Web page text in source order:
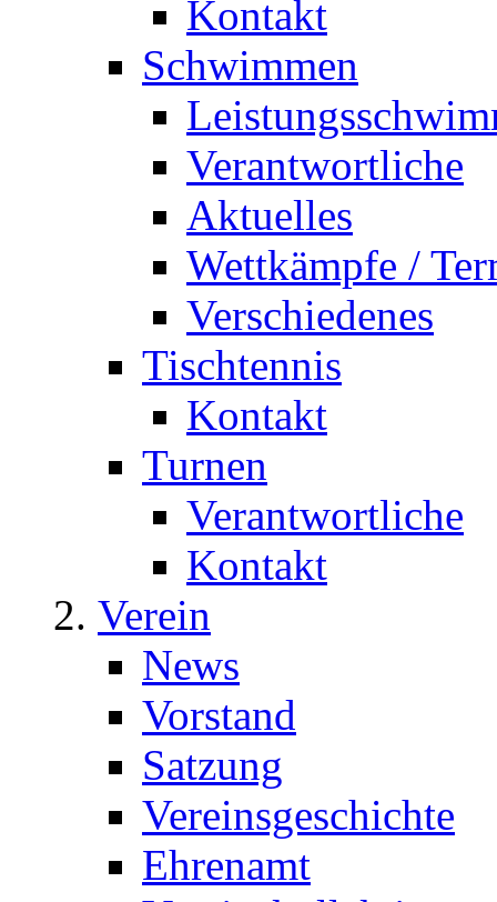
Kontakt
Schwimmen
Verantwortliche
Aktuelles
Wettkämpfe /
Verschiedenes
Tischtennis
Kontakt
Turnen
Verantwortliche
Kontakt
Verein
News
Vorstand
Satzung
Vereinsgeschichte
Ehrenamt